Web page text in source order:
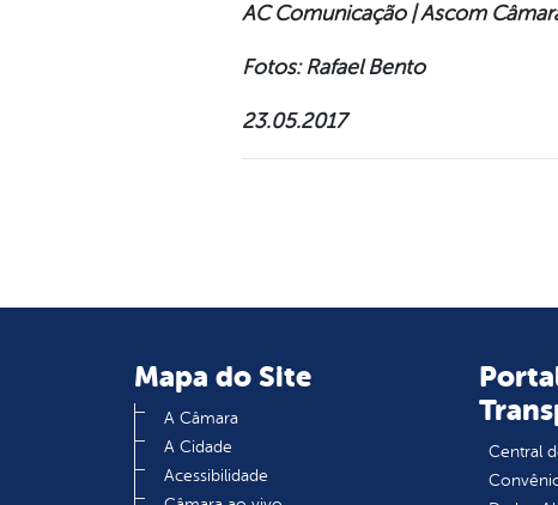
AC Comunicação | Ascom
Fotos: Rafael Bento
23.05.2017
Mapa do Site
A Câmara
A Cidade
Acessibilidade
Central